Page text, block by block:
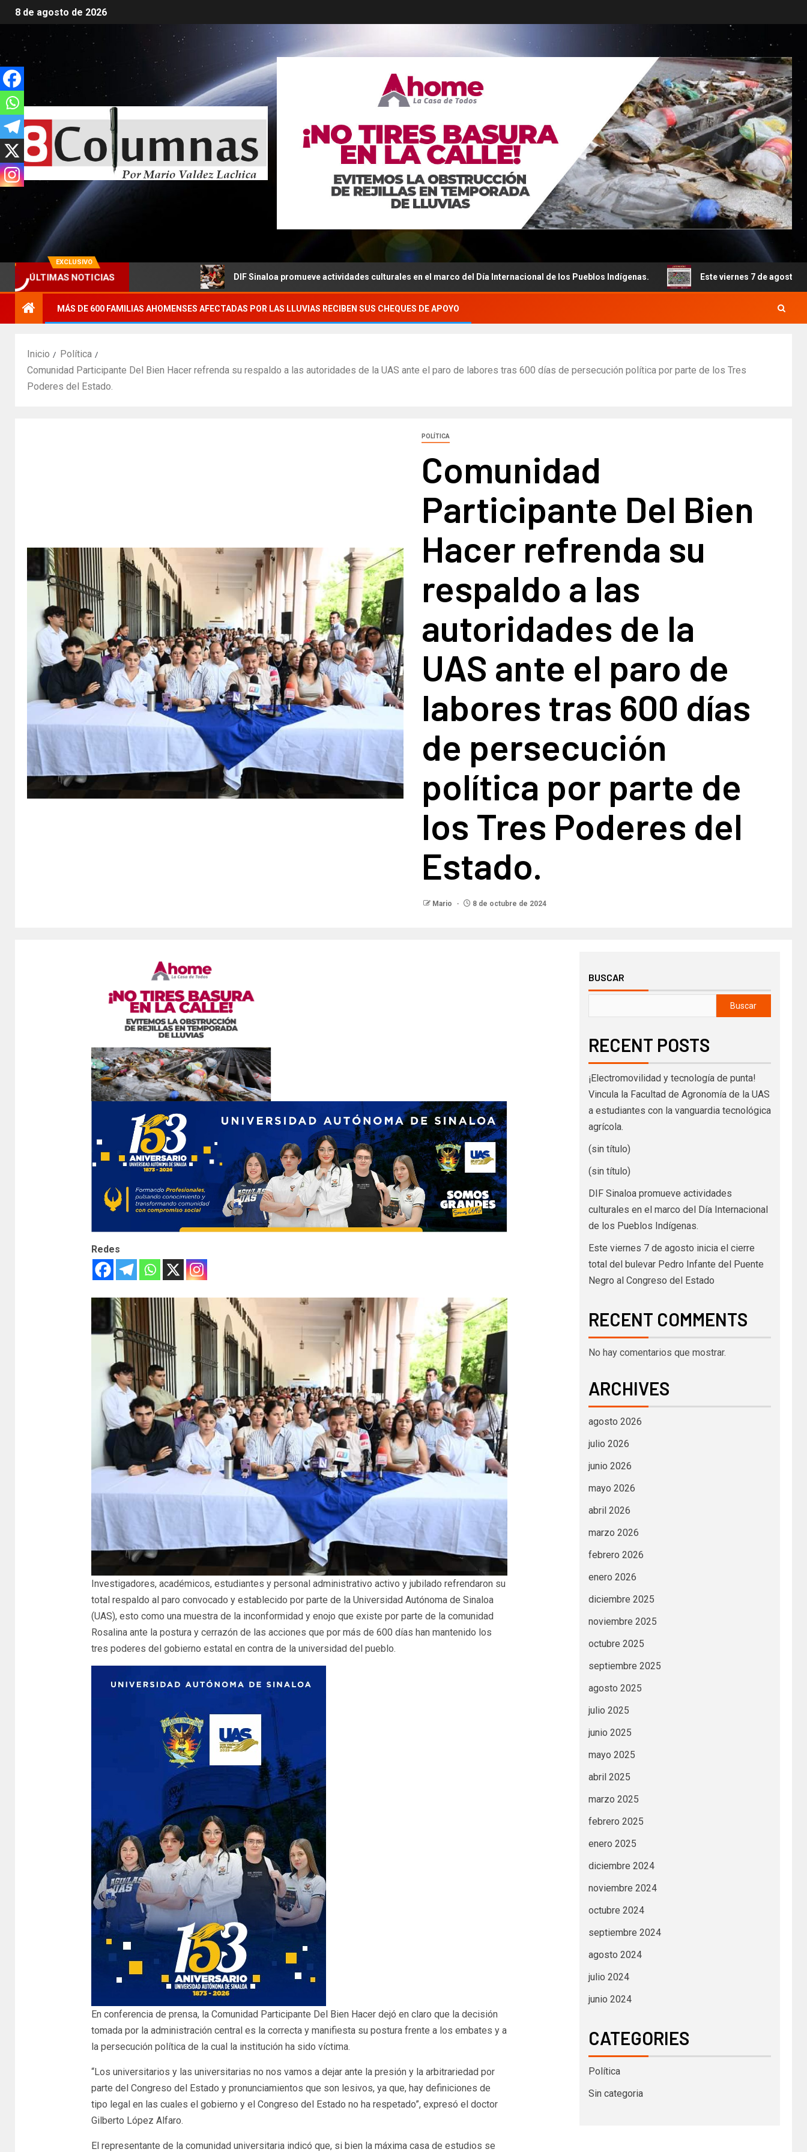
8 de agosto de 2026
EXCLUSIVO
ÚLTIMAS NOTICIAS DIF Sinaloa promueve actividades culturales en el marco del Día Internacional de los Pueblos Indígenas. Este viernes 7 de agosto inicia el
MÁS DE 600 FAMILIAS AHOMENSES AFECTADAS POR LAS LLUVIAS RECIBEN SUS CHEQUES DE APOYO
Inicio
Política
Comunidad Participante Del Bien Hacer refrenda su respaldo a las autoridades de la UAS ante el paro de labores tras 600 días de persecución política por parte de los Tres
Poderes del Estado.
POLÍTICA
Comunidad
Participante Del Bien
Hacer refrenda su
respaldo a las
autoridades de la
UAS ante el paro de
labores tras 600 días
de persecución
política por parte de
los Tres Poderes del
Estado.
Mario 8 de octubre de 2024
Redes
Investigadores, académicos, estudiantes y personal administrativo activo y jubilado refrendaron su
total respaldo al paro convocado y establecido por parte de la Universidad Autónoma de Sinaloa
(UAS), esto como una muestra de la inconformidad y enojo que existe por parte de la comunidad
Rosalina ante la postura y cerrazón de las acciones que por más de 600 días han mantenido los
tres poderes del gobierno estatal en contra de la universidad del pueblo.
En conferencia de prensa, la Comunidad Participante Del Bien Hacer dejó en claro que la decisión
tomada por la administración central es la correcta y manifiesta su postura frente a los embates y a
la persecución política de la cual la institución ha sido víctima.
“Los universitarios y las universitarias no nos vamos a dejar ante la presión y la arbitrariedad por
parte del Congreso del Estado y pronunciamientos que son lesivos, ya que, hay definiciones de
tipo legal en las cuales el gobierno y el Congreso del Estado no ha respetado”, expresó el doctor
Gilberto López Alfaro.
El representante de la comunidad universitaria indicó que, si bien la máxima casa de estudios se
BUSCAR
Buscar
RECENT POSTS
¡Electromovilidad y tecnología de punta!
Vincula la Facultad de Agronomía de la UAS
a estudiantes con la vanguardia tecnológica
agrícola.
(sin título)
(sin título)
DIF Sinaloa promueve actividades
culturales en el marco del Día Internacional
de los Pueblos Indígenas.
Este viernes 7 de agosto inicia el cierre
total del bulevar Pedro Infante del Puente
Negro al Congreso del Estado
RECENT COMMENTS
No hay comentarios que mostrar.
ARCHIVES
agosto 2026
julio 2026
junio 2026
mayo 2026
abril 2026
marzo 2026
febrero 2026
enero 2026
diciembre 2025
noviembre 2025
octubre 2025
septiembre 2025
agosto 2025
julio 2025
junio 2025
mayo 2025
abril 2025
marzo 2025
febrero 2025
enero 2025
diciembre 2024
noviembre 2024
octubre 2024
septiembre 2024
agosto 2024
julio 2024
junio 2024
CATEGORIES
Política
Sin categoria